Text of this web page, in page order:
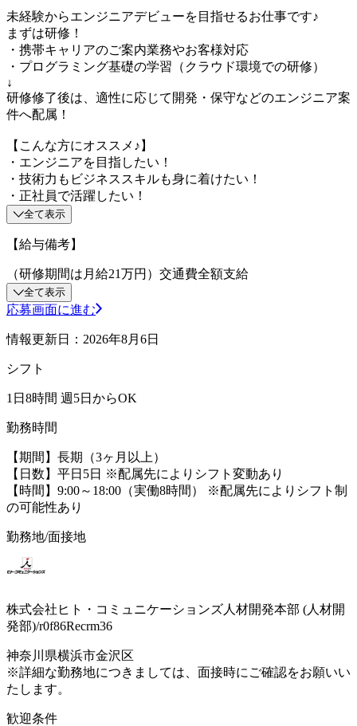
未経験からエンジニアデビューを目指せるお仕事です♪
まずは研修！
・携帯キャリアのご案内業務やお客様対応
・プログラミング基礎の学習（クラウド環境での研修）
↓
研修修了後は、適性に応じて開発・保守などのエンジニア案
件へ配属！
【こんな方にオススメ♪】
・エンジニアを目指したい！
・技術力もビジネススキルも身に着けたい！
・正社員で活躍したい！
全て表示
【給与備考】
（研修期間は月給21万円）交通費全額支給
全て表示
応募画面に進む
情報更新日：2026年8月6日
シフト
1日8時間 週5日からOK
勤務時間
【期間】長期（3ヶ月以上）
【日数】平日5日 ※配属先によりシフト変動あり
【時間】9:00～18:00（実働8時間） ※配属先によりシフト制
の可能性あり
勤務地/面接地
株式会社ヒト・コミュニケーションズ人材開発本部 (人材開
発部)/r0f86Recrm36
神奈川県横浜市金沢区
※詳細な勤務地につきましては、面接時にご確認をお願いい
たします。
歓迎条件